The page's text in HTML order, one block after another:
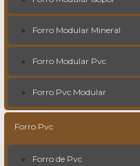
Forro Modular Mineral
Forro Modular Pvc
Forro Pvc Modular
Forro Pvc
Forro de Pvc